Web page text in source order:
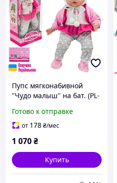
Пупс мягконабивной
"Чудо малыш" на бат. (PL-
Готово к отправке
от 178₴/мес
1 070₴
Купить